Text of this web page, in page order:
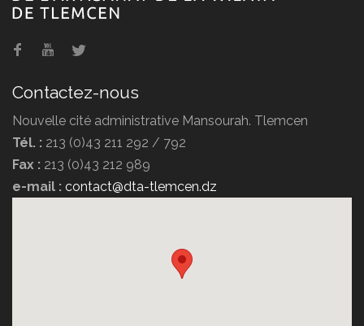
La mosquée Sidi El Haloui
La mosquée de Sidi Brahim El
Contactez-nous
Nouvelle cité administrative Mansourah. Tlemcen
Tél. : 213 (0)43 211 292 / 792
Fax : 213 (0)43 212 989
e-mail : contact@dta-tlemcen.dz